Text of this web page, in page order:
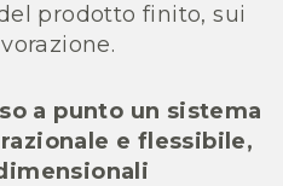
prodotto finito, sui
a punto un sistema
e flessibile,